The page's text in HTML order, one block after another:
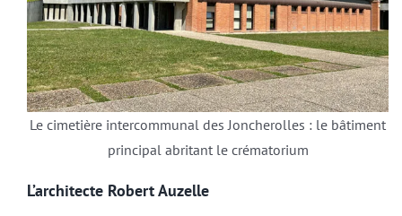
Le cimetière intercommunal des Joncherolles : le bâtiment
principal abritant le crématorium
L’architecte Robert Auzelle